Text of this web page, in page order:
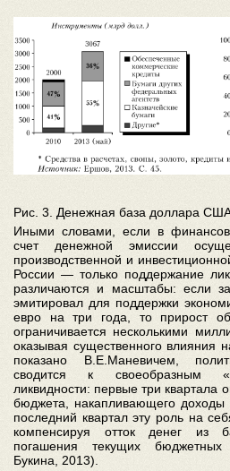
Рис. 3. Денежная база доллара
Иными словами, если в
счет денежной эмиссии
производственной и
России — только поддержание
различаются и масштабы: если
эмитировал для поддержки
евро на три года, то прирост
ограничивается несколькими
оказывая существенного влияния
показано В.Е.Маневичем,
сводится к своеобразным
ликвидности: первые три квартала
бюджета, накапливающего доходы
последний квартал эту роль на
компенсируя отток денег из
погашения текущих бюджетных
Букина, 2013).